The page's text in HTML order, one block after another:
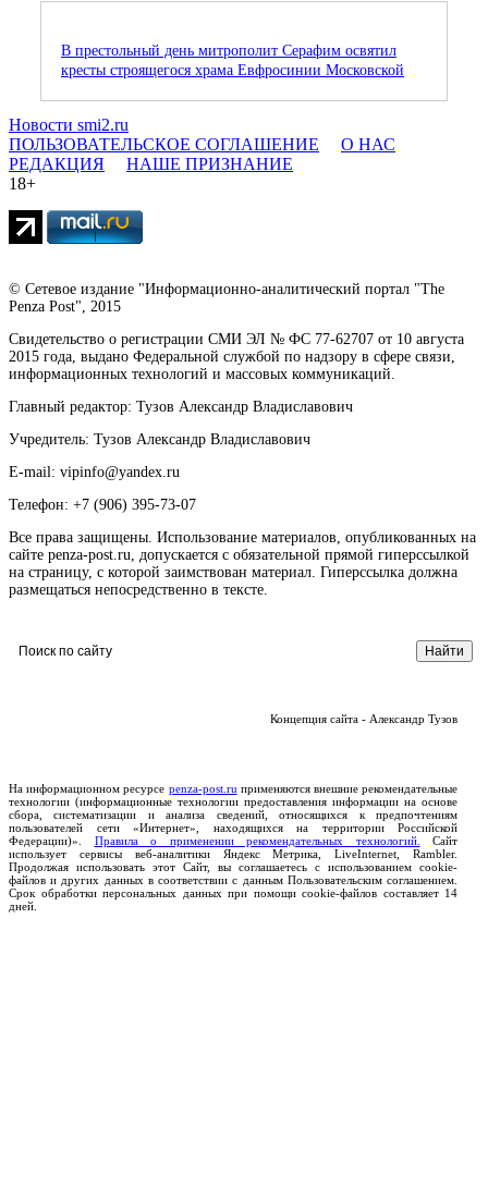
В престольный день митрополит Серафим освятил
кресты строящегося храма Евфросинии Московской
Новости smi2.ru
ПОЛЬЗОВАТЕЛЬСКОЕ СОГЛАШЕНИЕ
О НАС
РЕДАКЦИЯ
НАШЕ ПРИЗНАНИЕ
18+
© Сетевое издание "Информационно-аналитический портал "The
Penza Post", 2015
Свидетельство о регистрации СМИ ЭЛ № ФС 77-62707 от 10 августа
2015 года, выдано Федеральной службой по надзору в сфере связи,
информационных технологий и массовых коммуникаций.
Главный редактор: Тузов Александр Владиславович
Учредитель: Тузов Александр Владиславович
E-mail: vipinfo@yandex.ru
Телефон: +7 (906) 395-73-07
Все права защищены. Использование материалов, опубликованных на
сайте penza-post.ru, допускается с обязательной прямой гиперссылкой
на страницу, с которой заимствован материал. Гиперссылка должна
размещаться непосредственно в тексте.
Концепция сайта - Александр Тузов
На информационном ресурсе penza-post.ru применяются внешние рекомендательные
технологии (информационные технологии предоставления информации на основе
сбора, систематизации и анализа сведений, относящихся к предпочтениям
пользователей сети «Интернет», находящихся на территории Российской
Федерации)». Правила о применении рекомендательных технологий.
Сайт
использует сервисы веб-аналитики Яндекс Метрика, LiveInternet, Rambler.
Продолжая использовать этот Сайт, вы соглашаетесь с использованием cookie-
файлов и других данных в соответствии с данным Пользовательским соглашением.
Срок обработки персональных данных при помощи cookie-файлов составляет 14
дней.